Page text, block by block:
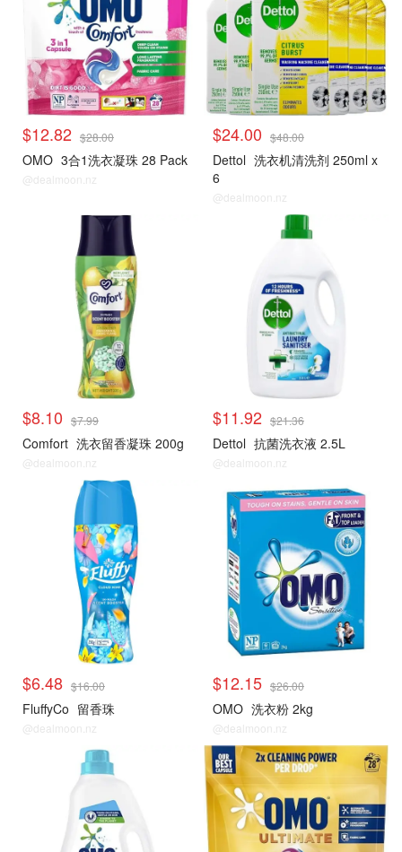
$12.82 $28.00
OMO 3合1洗衣凝珠 28 Pack
@dealmoon.nz
$24.00 $48.00
Dettol 洗衣机清洗剂 250ml x
6
@dealmoon.nz
$8.10 $7.99
Comfort 洗衣留香凝珠 200g
@dealmoon.nz
$11.92 $21.36
Dettol 抗菌洗衣液 2.5L
@dealmoon.nz
$6.48 $16.00
FluffyCo 留香珠
@dealmoon.nz
$12.15 $26.00
OMO 洗衣粉 2kg
@dealmoon.nz